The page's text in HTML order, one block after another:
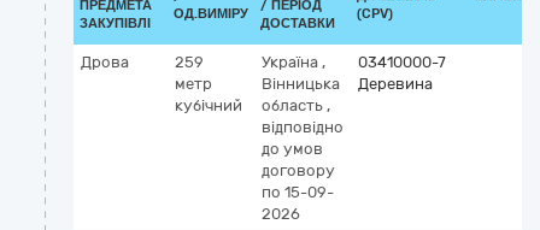
ПРЕДМЕТА
ЗАКУПІВЛІ
ОД.ВИМІРУ
/ ПЕРІОД
ДОСТАВКИ
(CPV)
Дрова
259
метр
кубічний
Україна ,
Вінницька
область ,
відповідно
до умов
договору
по 15-09-
2026
03410000-7
Деревина